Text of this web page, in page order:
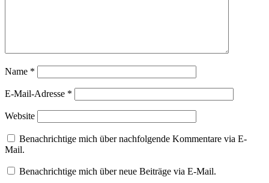
Name *
E-Mail-Adresse *
Website
Benachrichtige mich über nachfolgende Kommentare via E-
Mail.
Benachrichtige mich über neue Beiträge via E-Mail.